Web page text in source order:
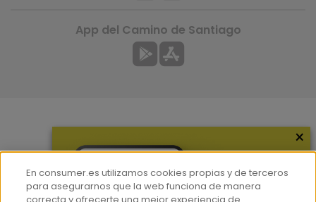
Hemeroteca
App del Camino de Santiago
×
En consumer.es utilizamos cookies propias y de terceros
para asegurarnos que la web funciona de manera